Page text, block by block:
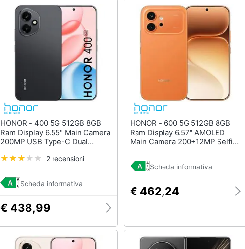
HONOR - 400 5G 512GB 8GB
Ram Display 6.55" Main Camera
200MP USB Type-C Dual
Snapdragon: 7 Gen3 5300mAh
2 recensioni
Scheda informativa
€ 438,99
HONOR - 600 5G 512GB 8GB
Ram Display 6.57" AMOLED
Main Camera 200+12MP Selfie
MagicOS 10 Snapdragon 7
Gen4 6400mAh Orange
Scheda informativa
€ 462,24